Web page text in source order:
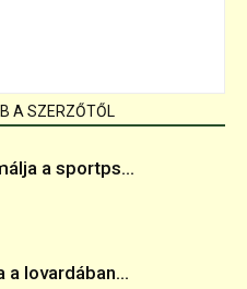
A SZERZŐTŐL
a sportps...
a lovardában...